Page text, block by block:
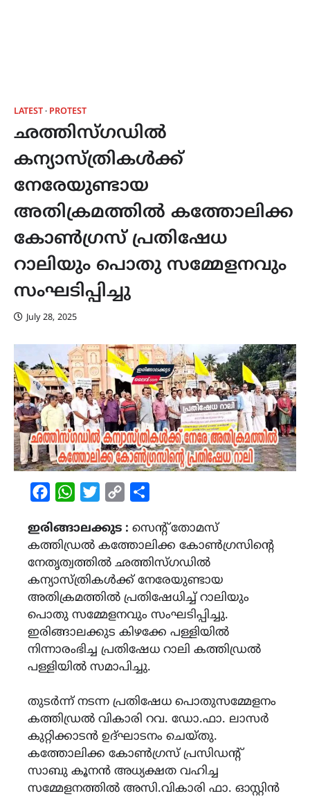
LATEST PROTEST
ഛത്തിസ്ഗഡിൽ
കന്യാസ്ത്രികൾക്ക്
നേരേയുണ്ടായ
അതിക്രമത്തിൽ കത്തോലിക്ക
കോൺഗ്രസ് പ്രതിഷേധ
റാലിയും പൊതു സമ്മേളനവും
സംഘടിപ്പിച്ചു
July 28, 2025
FacebookWhatsAppTwitterCopy
ഇരിങ്ങാലക്കുട : സെന്റ് തോമസ്
കത്തിഡ്രൽ കത്തോലിക്ക കോൺഗ്രസിന്റെ
നേതൃത്വത്തിൽ ഛത്തിസ്ഗഡിൽ
കന്യാസ്ത്രികൾക്ക് നേരേയുണ്ടായ
അതിക്രമത്തിൽ പ്രതിഷേധിച്ച് റാലിയും
പൊതു സമ്മേളനവും സംഘടിപ്പിച്ചു.
ഇരിങ്ങാലക്കുട കിഴക്കേ പള്ളിയിൽ
നിന്നാരംഭിച്ച പ്രതിഷേധ റാലി കത്തിഡ്രൽ
പള്ളിയിൽ സമാപിച്ചു.
തുടർന്ന് നടന്ന പ്രതിഷേധ പൊതുസമ്മേളനം
കത്തിഡ്രൽ വികാരി റവ. ഡോ.ഫാ. ലാസർ
കുറ്റിക്കാടൻ ഉദ്ഘാടനം ചെയ്തു.
കത്തോലിക്ക കോൺഗ്രസ് പ്രസിഡന്റ്
സാബു കൂനൻ അധ്യക്ഷത വഹിച്ച
സമ്മേളനത്തിൽ അസി.വികാരി ഫാ. ഓസ്റ്റിൻ